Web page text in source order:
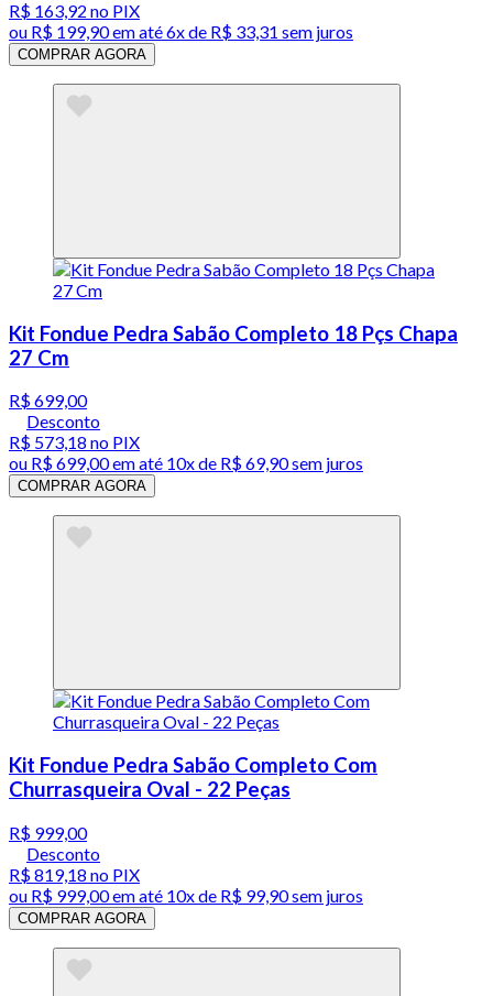
R$ 163,92 no PIX
ou R$ 199,90em até6x de R$ 33,31 sem juros
COMPRAR AGORA
Kit Fondue Pedra Sabão Completo 18 Pçs Chapa
27 Cm
R$ 699,00
Desconto
R$ 573,18 no PIX
ou R$ 699,00em até 10x de R$ 69,90 sem juros
COMPRAR AGORA
Kit Fondue Pedra Sabão Completo Com
Churrasqueira Oval - 22 Peças
R$ 999,00
Desconto
R$ 819,18 no PIX
ou R$ 999,00em até 10x de R$ 99,90 sem juros
COMPRAR AGORA